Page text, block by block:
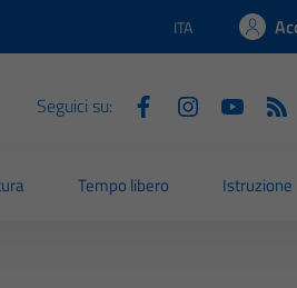
Lingua attiva:
ITA
Seguici su:
Tempo libero Istruzione